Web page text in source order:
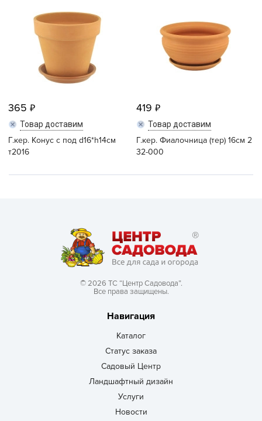
365
Товар доставим
Г.кер. Конус с под d16*h14см
т2016
419
Товар доставим
Г.кер. Фиалочница (тер) 16см 2
32-000
© 2026 ТС “Центр Садовода”.
Все права защищены.
Навигация
Каталог
Статус заказа
Садовый Центр
Ландшафтный дизайн
Услуги
Новости